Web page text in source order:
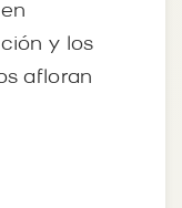
y los
afloran